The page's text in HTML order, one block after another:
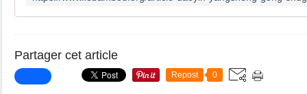
Partager cet article
Repost 0